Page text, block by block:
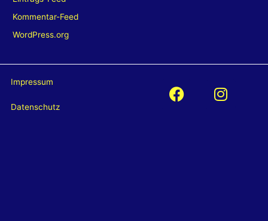
Kommentar-Feed
WordPress.org
Impressum
Datenschutz
F
a
I
n